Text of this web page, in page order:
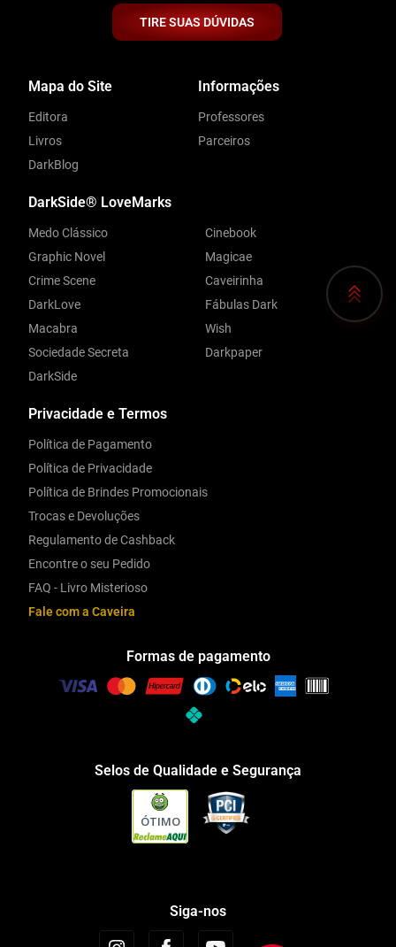
TIRE SUAS DÚVIDAS
Privacidade e Termos
Política de Pagamento
Política de Privacidade
Política de Brindes Promocionais
Trocas e Devoluções
Regulamento de Cashback
Encontre o seu Pedido
FAQ - Livro Misterioso
Fale com a Caveira
Mapa do Site
Editora
Livros
DarkBlog
Informações
Professores
Parceiros
DarkSide® LoveMarks
Medo Clássico
Graphic Novel
Crime Scene
DarkLove
Macabra
Sociedade Secreta
DarkSide
Cinebook
Magicae
Caveirinha
Fábulas Dark
Wish
Darkpaper
Formas de pagamento
Selos de Qualidade e Segurança
ÓTIMO
Siga-nos